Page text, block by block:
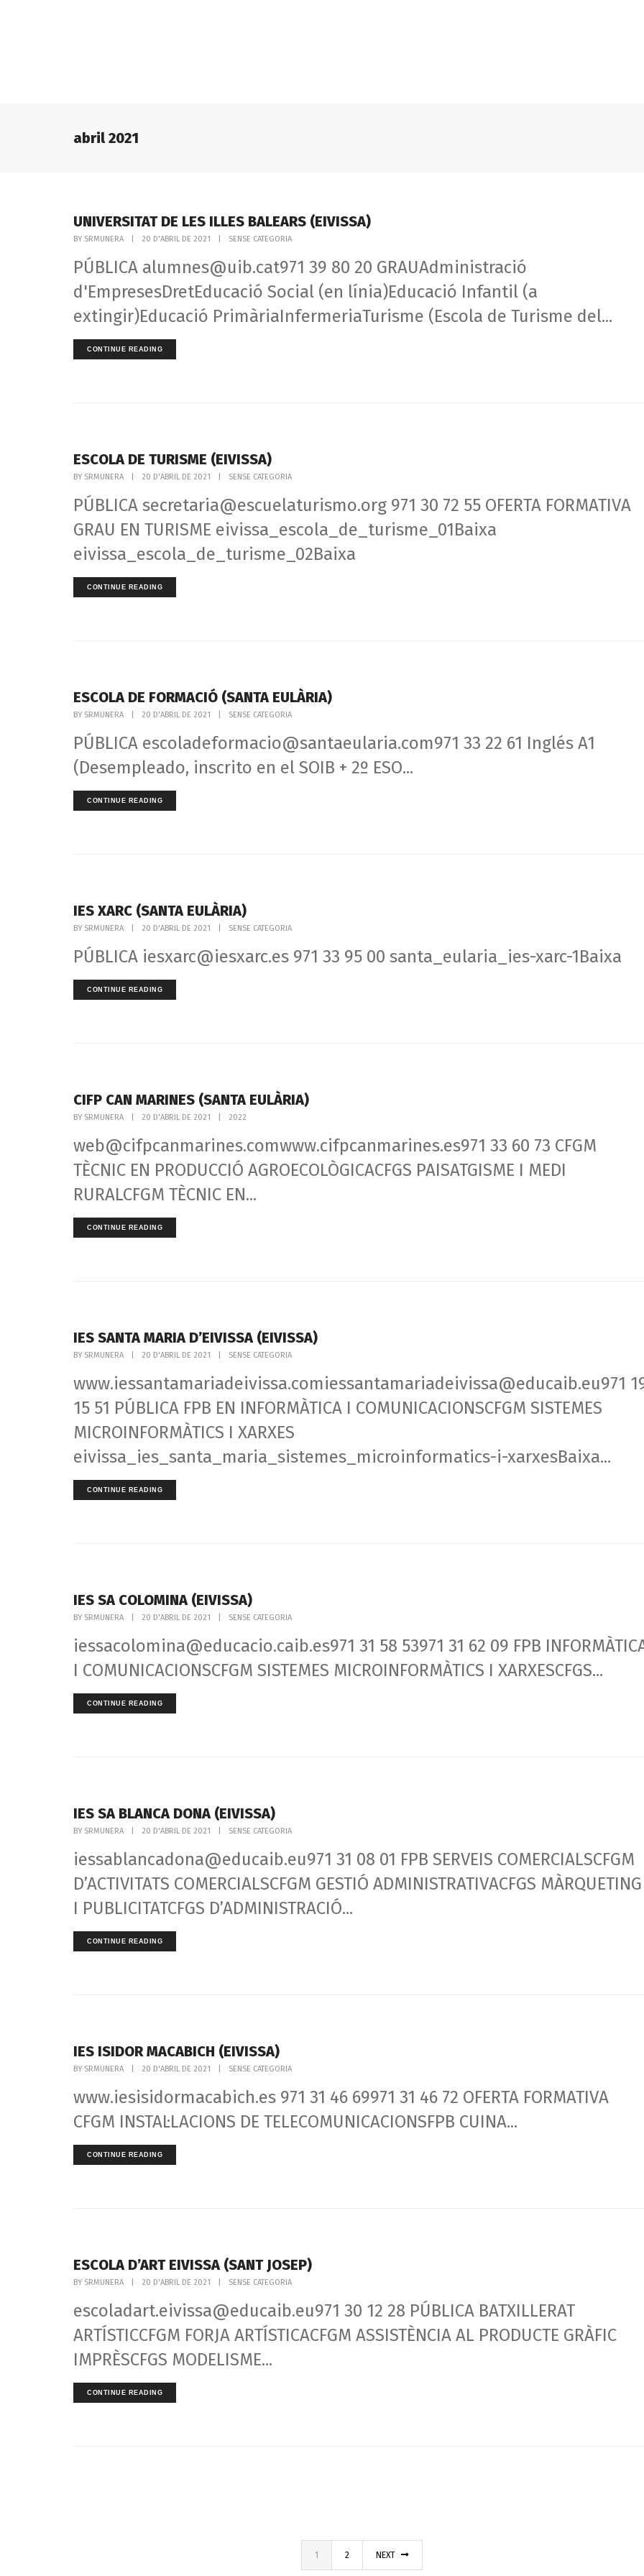
abril 2021
UNIVERSITAT DE LES ILLES BALEARS (EIVISSA)
BY SRMUNERA 20 D'ABRIL DE 2021 SENSE CATEGORIA
PÚBLICA alumnes@uib.cat971 39 80 20 GRAUAdministració
d'EmpresesDretEducació Social (en línia)Educació Infantil (a
extingir)Educació PrimàriaInfermeriaTurisme (Escola de Turisme del...
CONTINUE READING
ESCOLA DE TURISME (EIVISSA)
BY SRMUNERA 20 D'ABRIL DE 2021 SENSE CATEGORIA
PÚBLICA secretaria@escuelaturismo.org 971 30 72 55 OFERTA FORMATIVA
GRAU EN TURISME eivissa_escola_de_turisme_01Baixa
eivissa_escola_de_turisme_02Baixa
CONTINUE READING
ESCOLA DE FORMACIÓ (SANTA EULÀRIA)
BY SRMUNERA 20 D'ABRIL DE 2021 SENSE CATEGORIA
PÚBLICA escoladeformacio@santaeularia.com971 33 22 61 Inglés A1
(Desempleado, inscrito en el SOIB + 2º ESO...
CONTINUE READING
IES XARC (SANTA EULÀRIA)
BY SRMUNERA 20 D'ABRIL DE 2021 SENSE CATEGORIA
PÚBLICA iesxarc@iesxarc.es 971 33 95 00 santa_eularia_ies-xarc-1Baixa
CONTINUE READING
CIFP CAN MARINES (SANTA EULÀRIA)
BY SRMUNERA 20 D'ABRIL DE 2021 2022
web@cifpcanmarines.comwww.cifpcanmarines.es971 33 60 73 CFGM
TÈCNIC EN PRODUCCIÓ AGROECOLÒGICACFGS PAISATGISME I MEDI
RURALCFGM TÈCNIC EN...
CONTINUE READING
IES SANTA MARIA D’EIVISSA (EIVISSA)
BY SRMUNERA 20 D'ABRIL DE 2021 SENSE CATEGORIA
www.iessantamariadeivissa.comiessantamariadeivissa@educaib.eu971
15 51 PÚBLICA FPB EN INFORMÀTICA I COMUNICACIONSCFGM SISTEMES
MICROINFORMÀTICS I XARXES
eivissa_ies_santa_maria_sistemes_microinformatics-i-xarxesBaixa...
CONTINUE READING
IES SA COLOMINA (EIVISSA)
BY SRMUNERA 20 D'ABRIL DE 2021 SENSE CATEGORIA
iessacolomina@educacio.caib.es971 31 58 53971 31 62 09 FPB
I COMUNICACIONSCFGM SISTEMES MICROINFORMÀTICS I XARXESCFGS...
CONTINUE READING
IES SA BLANCA DONA (EIVISSA)
BY SRMUNERA 20 D'ABRIL DE 2021 SENSE CATEGORIA
iessablancadona@educaib.eu971 31 08 01 FPB SERVEIS COMERCIALSCFGM
D’ACTIVITATS COMERCIALSCFGM GESTIÓ ADMINISTRATIVACFGS MÀRQUETING
I PUBLICITATCFGS D’ADMINISTRACIÓ...
CONTINUE READING
IES ISIDOR MACABICH (EIVISSA)
BY SRMUNERA 20 D'ABRIL DE 2021 SENSE CATEGORIA
www.iesisidormacabich.es 971 31 46 69971 31 46 72 OFERTA FORMATIVA
CFGM INSTAL·LACIONS DE TELECOMUNICACIONSFPB CUINA...
CONTINUE READING
ESCOLA D’ART EIVISSA (SANT JOSEP)
BY SRMUNERA 20 D'ABRIL DE 2021 SENSE CATEGORIA
escoladart.eivissa@educaib.eu971 30 12 28 PÚBLICA BATXILLERAT
ARTÍSTICCFGM FORJA ARTÍSTICACFGM ASSISTÈNCIA AL PRODUCTE GRÀFIC
IMPRÈSCFGS MODELISME...
CONTINUE READING
1 2 NEXT